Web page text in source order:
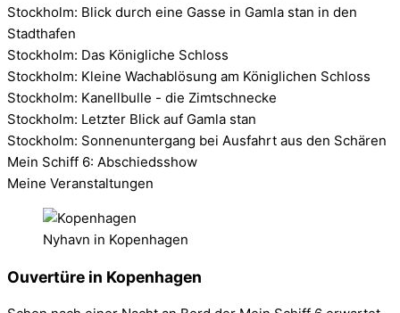
Stockholm: Blick durch eine Gasse in Gamla stan in den
Stadthafen
Stockholm: Das Königliche Schloss
Stockholm: Kleine Wachablösung am Königlichen Schloss
Stockholm: Kanellbulle - die Zimtschnecke
Stockholm: Letzter Blick auf Gamla stan
Stockholm: Sonnenuntergang bei Ausfahrt aus den Schären
Mein Schiff 6: Abschiedsshow
Meine Veranstaltungen
Nyhavn in Kopenhagen
Ouvertüre in Kopenhagen